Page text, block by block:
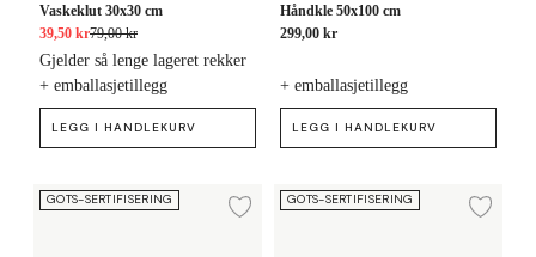
Vaskeklut 30x30 cm
39,50 kr79,00 kr
+ emballasjetillegg
Gjelder så lenge lageret rekker
LEGG I HANDLEKURV
Håndkle 50x100 cm
299,00 kr
+ emballasjetillegg
LEGG I HANDLEKURV
Håndkle 50x100 cm
GOTS-SERTIFISERING
Legg til ønskeliste
Håndkle 50x100 cm
GOTS-SERTIFISERING